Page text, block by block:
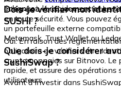
échangez-le rapidement et en
intégré où vous pouvez stocker
en toute sécurité. Vous pouvez
un portefeuille externe
Metamask, Trust Wallet ou
Dois-je vérifier mon
SUSHI ?
Oui. En raison des
obligatoire de vérifier votre
cryptomonnaies sur Bitnovo. Le
rapide, et assure des opérations
utilisateurs.
Que dois-je considérer
SushiSwap ?
Avant d'investir dans